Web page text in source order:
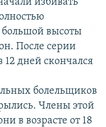
большой высоты
После серии
дней скончался
болельщиков
Члены этой
в возрасте от 18